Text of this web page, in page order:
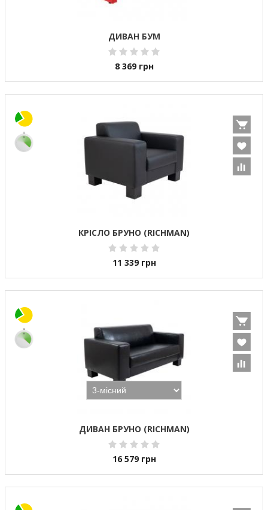
ДИВАН БУМ
8 369 грн
КРІСЛО БРУНО (RICHMAN)
11 339 грн
ДИВАН БРУНО (RICHMAN)
16 579 грн